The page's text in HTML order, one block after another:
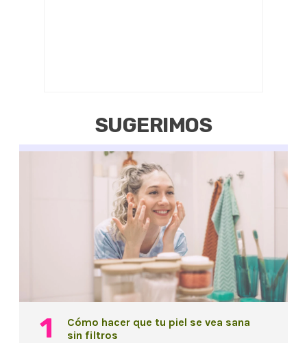
SUGERIMOS
Cómo hacer que tu piel se vea sana
sin filtros